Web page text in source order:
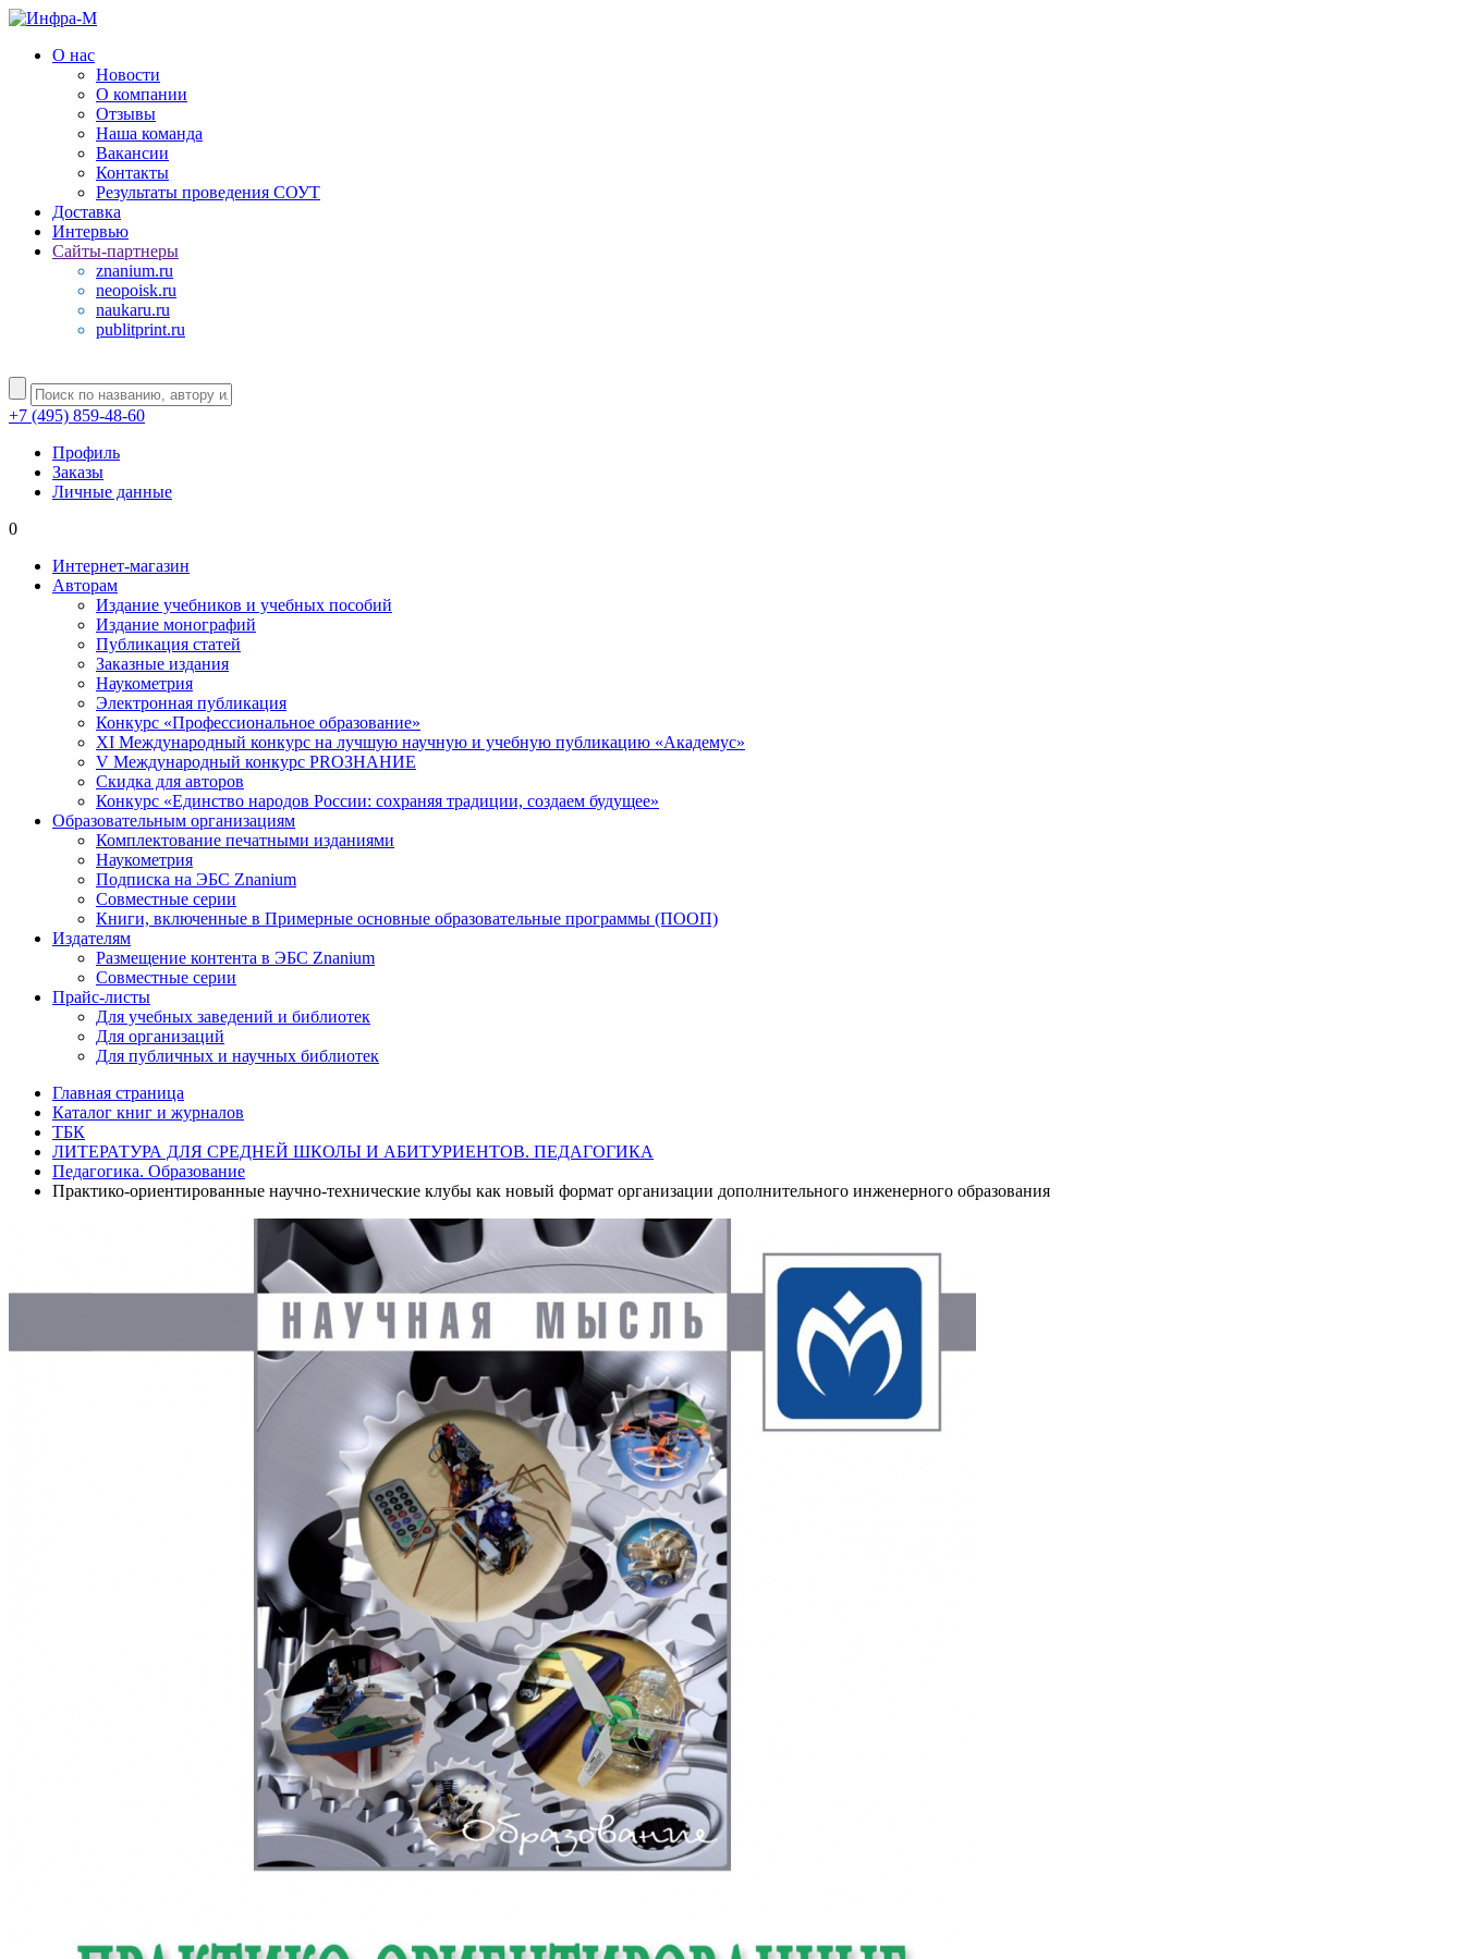
О нас
Новости
О компании
Отзывы
Наша команда
Вакансии
Контакты
Результаты проведения СОУТ
Доставка
Интервью
Сайты-партнеры
znanium.ru
neopoisk.ru
naukaru.ru
publitprint.ru
+7 (495) 859-48-60
Профиль
Заказы
Личные данные
0
Интернет-магазин
Авторам
Издание учебников и учебных пособий
Издание монографий
Публикация статей
Заказные издания
Наукометрия
Электронная публикация
Конкурс «Профессиональное образование»
XI Международный конкурс на лучшую научную и учебную публикацию «Академус»
V Международный конкурс PROЗНАНИЕ
Скидка для авторов
Конкурс «Единство народов России: сохраняя традиции, создаем будущее»
Образовательным организациям
Комплектование печатными изданиями
Наукометрия
Подписка на ЭБС Znanium
Совместные серии
Книги, включенные в Примерные основные образовательные программы (ПООП)
Издателям
Размещение контента в ЭБС Znanium
Совместные серии
Прайс-листы
Для учебных заведений и библиотек
Для организаций
Для публичных и научных библиотек
Главная страница
Каталог книг и журналов
ТБК
ЛИТЕРАТУРА ДЛЯ СРЕДНЕЙ ШКОЛЫ И АБИТУРИЕНТОВ. ПЕДАГОГИКА
Педагогика. Образование
Практико-ориентированные научно-технические клубы как новый формат организации дополнительного инженерного образования